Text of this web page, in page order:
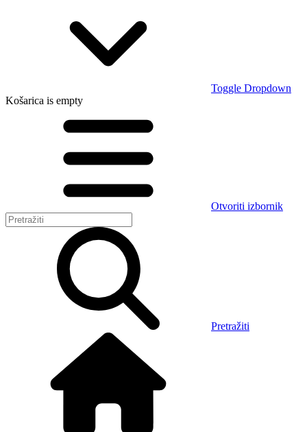
Toggle Dropdown
Košarica is empty
Otvoriti izbornik
Pretražiti